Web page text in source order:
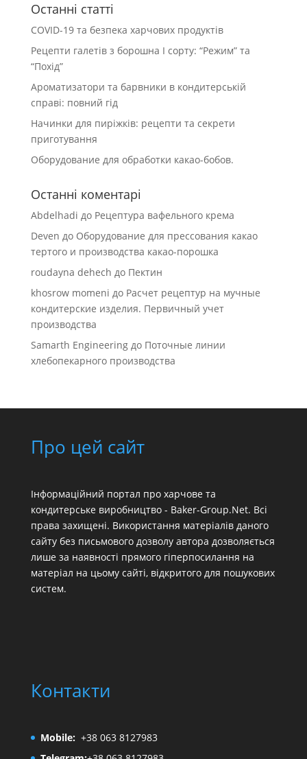
Останні статті
COVID-19 та безпека харчових продуктів
Рецепти галетів з борошна І сорту: “Режим” та
“Похід”
Ароматизатори та барвники в кондитерській
справі: повний гід
Начинки для пиріжків: рецепти та секрети
приготування
Оборудование для обработки какао-бобов.
Останні коментарі
Abdelhadi до Рецептура вафельного крема
Deven до Оборудование для прессования какао
тертого и производства какао-порошка
roudayna dehech до Пектин
khosrow momeni до Расчет рецептур на мучные
кондитерские изделия. Первичный учет
производства
Samarth Engineeringдо Поточные линии
хлебопекарного производства
Про цей сайт
Інформаційний портал про харчове та
кондитерське виробництво - Baker-Group.Net. Всі
права захищені. Використання матеріалів даного
сайту без письмового дозволу автора дозволяється
лише за наявності прямого гіперпосилання на
матеріал на цьому сайті, відкритого для пошукових
систем.
Контакти
Mobile: +38 063 8127983